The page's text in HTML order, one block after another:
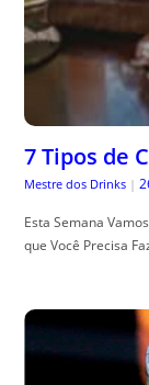
7 Tipos de
Mestre dos Drinks |
Esta Semana
que Você Precisa